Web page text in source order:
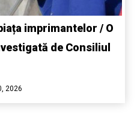
imprimantelor / O
de Consiliul
2026